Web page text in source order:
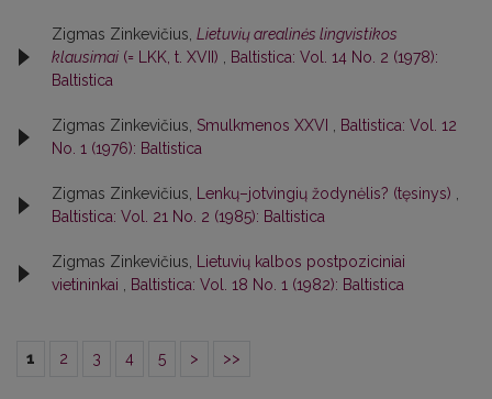
Zigmas Zinkevičius, Lietuvių arealinės lingvistikos
klausimai (= LKK, t. XVII)
Baltistica: Vol. 14 No. 2 (1978):
Baltistica
Zigmas Zinkevičius, Smulkmenos XXVI
Baltistica: Vol. 12
No. 1 (1976): Baltistica
Zigmas Zinkevičius, Lenkų–jotvingių žodynėlis? (tęsinys)
Baltistica: Vol. 21 No. 2 (1985): Baltistica
Zigmas Zinkevičius,
Lietuvių kalbos postpoziciniai
vietininkai
Baltistica: Vol. 18 No. 1 (1982): Baltistica
1 2 3 4 5 > >>